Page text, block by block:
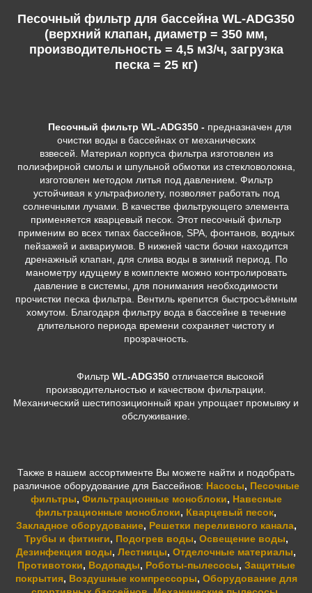
Песочный фильтр для бассейна WL-ADG350
(верхний клапан, диаметр = 350 мм,
производительность = 4,5 м3/ч, загрузка
песка = 25 кг)
Песочный фильтр WL-ADG350 - предназначен для
очистки воды в бассейнах от механических
взвесей. Материал корпуса фильтра изготовлен из
полиэфирной смолы и шпульной обмотки из стекловолокна,
изготовлен методом литья под давлением. Фильтр
устойчивая к ультрафиолету, позволяет работать под
солнечными лучами. В качестве фильтрующего элемента
применяется кварцевый песок. Этот песочный фильтр
применим во всех типах бассейнов, SPA, фонтанов, водных
пейзажей и аквариумов. В нижней части бочки находится
дренажный клапан, для слива воды в зимний период. По
манометру идущему в комплекте можно контролировать
давление в системы, для понимания необходимости
прочистки песка фильтра. Вентиль крепится быстросъёмным
хомутом. Благодаря фильтру вода в бассейне в течение
длительного периода времени сохраняет чистоту и
прозрачность.
Фильтр WL-ADG350отличается высокой
производительностью и качеством фильтрации.
Механический шестипозиционный кран упрощает промывку и
обслуживание.
Также в нашем ассортименте Вы можете найти и подобрать
различное оборудование для Бассейнов: Насосы, Песочные
фильтры, Фильтрационные моноблоки, Навесные
фильтрационные моноблоки, Кварцевый песок,
Закладное оборудование, Решетки переливного канала,
Трубы и фитинги, Подогрев воды, Освещение воды,
Дезинфекция воды, Лестницы, Отделочные материалы,
Противотоки, Водопады, Роботы-пылесосы, Защитные
покрытия, Воздушные компрессоры, Оборудование для